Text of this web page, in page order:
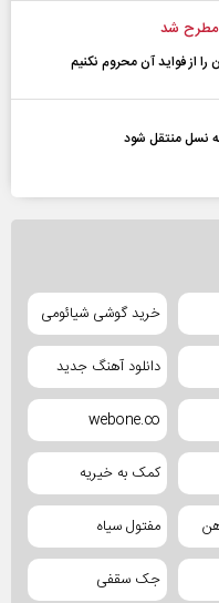
مطرح شد
را از فواید آن محروم نکنیم
نسل منتقل شود
خرید گوشی شیائومی
دانلود آهنگ جدید
webone.co
کمک به خیریه
مفتول سیاه
جک سقفی